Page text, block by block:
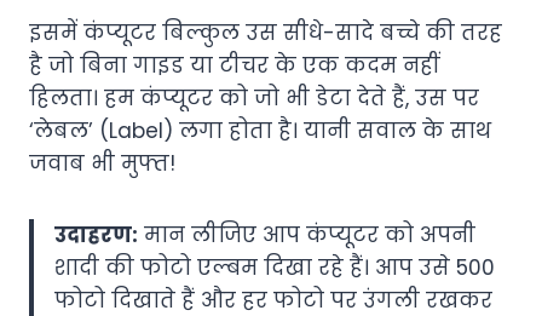
इसमें कंप्यूटर बिल्कुल उस सीधे-सादे बच्चे की तरह
है जो बिना गाइड या टीचर के एक कदम नहीं
हिलता। हम कंप्यूटर को जो भी डेटा देते हैं, उस पर
‘लेबल’ (Label) लगा होता है। यानी सवाल के साथ
जवाब भी मुफ्त!
उदाहरण: मान लीजिए आप कंप्यूटर को अपनी
शादी की फोटो एल्बम दिखा रहे हैं। आप उसे 500
फोटो दिखाते हैं और हर फोटो पर उंगली रखकर